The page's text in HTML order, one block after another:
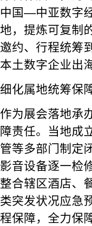
中国—中亚数字
地，提炼可复制
邀约、行程统筹
本土数字企业出
细化属地统筹保
作为展会落地承
障责任。当地成
管等多部门制定
影音设备逐一检
整合辖区酒店、
类突发状况应急
程保障，全力保